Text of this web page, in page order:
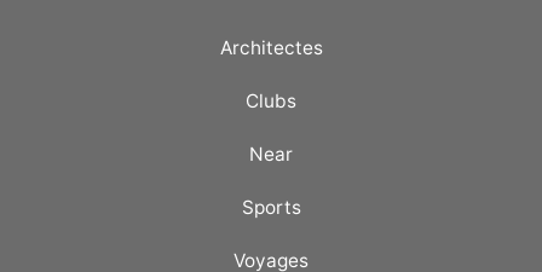
Architectes
Clubs
Near
Sports
Voyages